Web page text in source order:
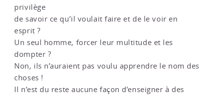
privilège
de savoir ce qu’il voulait faire et de le voir en
esprit ?
Un seul homme, forcer leur multitude et les
dompter ?
Non, ils n’auraient pas voulu apprendre le nom des
choses !
Il n’est du reste aucune façon d’enseigner à des